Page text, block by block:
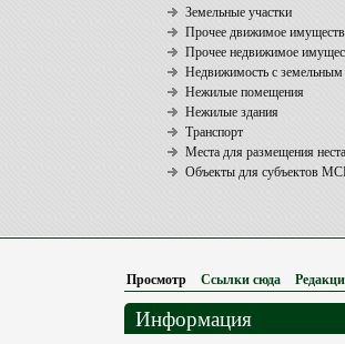
Земельные участки
Прочее движимое
Прочее недвижимое
Недвижимость с земельным
Нежилые помещения
Нежилые здания
Транспорт
Места для размещения
Объекты для субъектов
Просмотр (активная вкладка)
Ссылки сюда
Информация